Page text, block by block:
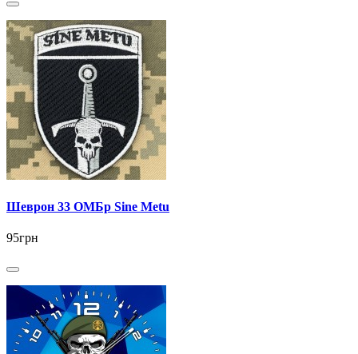
Шеврон 33 ОМБр Sine Metu
95грн